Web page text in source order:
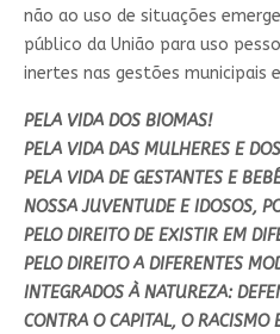
não ao uso de situações
público da União para uso
inertes nas gestões municipais
PELA VIDA DOS BIOMAS!
PELA VIDA DAS MULHERES E
PELA VIDA DE GESTANTES E
NOSSA JUVENTUDE E IDOSOS,
PELO DIREITO DE EXISTIR EM
PELO DIREITO A DIFERENTES
INTEGRADOS À NATUREZA:
CONTRA O CAPITAL, O RACISMO